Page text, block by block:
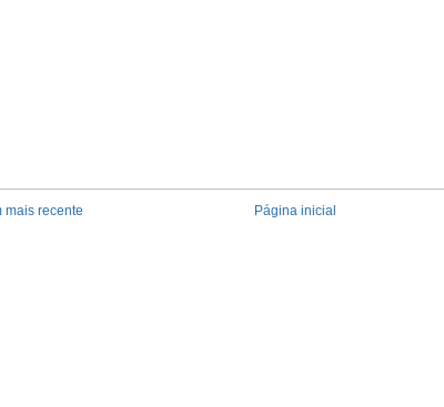
mais recente Página inicial